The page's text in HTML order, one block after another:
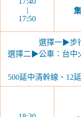
|
17:50
選擇一▶步
選擇二▶公車：台中
500延中清幹線、12